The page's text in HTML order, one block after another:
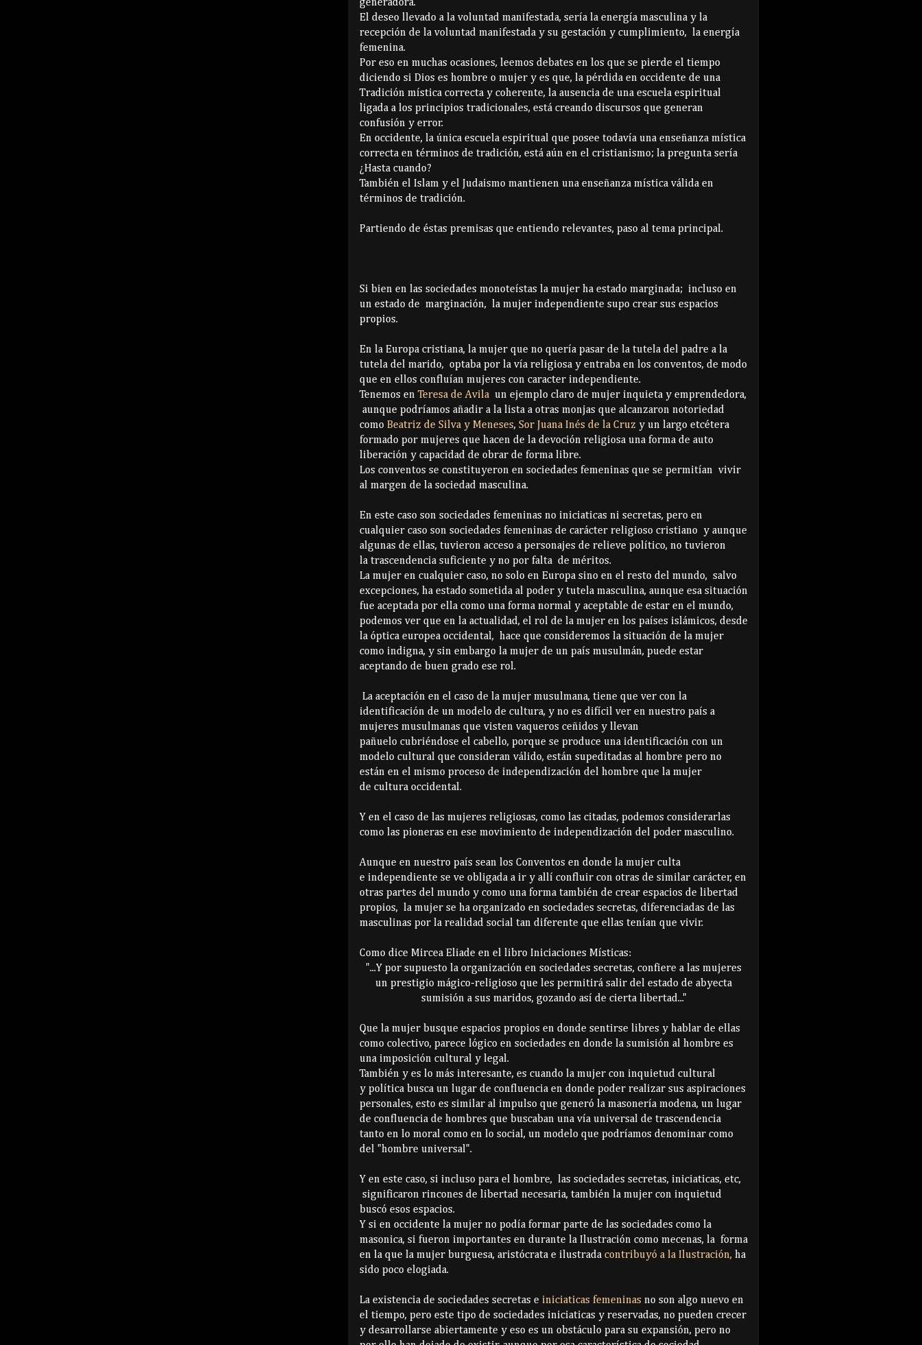
generadora.
El deseo llevado a la voluntad manifestada, sería la energía masculina y la
recepción de la voluntad manifestada y su gestación y cumplimiento, la energía
femenina.
Por eso en muchas ocasiones, leemos debates en los que se pierde el tiempo
diciendo si Dios es hombre o mujer y es que, la pérdida en occidente de una
Tradición mística correcta y coherente, la ausencia de una escuela espiritual
ligada a los principios tradicionales, está creando discursos que generan
confusión y error.
En occidente, la única escuela espiritual que posee todavía una enseñanza mística
correcta en términos de tradición, está aún en el cristianismo; la pregunta sería
¿Hasta cuando?
También el Islam y el Judaismo mantienen una enseñanza mística válida en
términos de tradición.
Partiendo de éstas premisas que entiendo relevantes, paso al tema principal.
Si bien en las sociedades monoteístas la mujer ha estado marginada; incluso en
un estado de marginación, la mujer independiente supo crear sus espacios
propios.
En la Europa cristiana, la mujer que no quería pasar de la tutela del padre a la
tutela del marido, optaba por la vía religiosa y entraba en los conventos, de modo
que en ellos confluían mujeres con caracter independiente.
Tenemos en Teresa de Avila un ejemplo claro de mujer inquieta y emprendedora,
aunque podríamos añadir a la lista a otras monjas que alcanzaron notoriedad
como Beatriz de Silva y Meneses, Sor Juana Inés de la Cruz y un largo etcétera
formado por mujeres que hacen de la devoción religiosa una forma de auto
liberación y capacidad de obrar de forma libre.
Los conventos se constituyeron en sociedades femeninas que se permitían vivir
al margen de la sociedad masculina.
En este caso son sociedades femeninas no iniciaticas ni secretas, pero en
cualquier caso son sociedades femeninas de carácter religioso cristiano y aunque
algunas de ellas, tuvieron acceso a personajes de relieve político, no tuvieron
la trascendencia suficiente y no por falta de méritos.
La mujer en cualquier caso, no solo en Europa sino en el resto del mundo, salvo
excepciones, ha estado sometida al poder y tutela masculina, aunque esa situación
fue aceptada por ella como una forma normal y aceptable de estar en el mundo,
podemos ver que en la actualidad, el rol de la mujer en los países islámicos, desde
la óptica europea occidental, hace que consideremos la situación de la mujer
como indigna, y sin embargo la mujer de un país musulmán, puede estar
aceptando de buen grado ese rol.
La aceptación en el caso de la mujer musulmana, tiene que ver con la
identificación de un modelo de cultura, y no es difícil ver en nuestro país a
mujeres musulmanas que visten vaqueros ceñidos y llevan
pañuelo cubriéndose el cabello, porque se produce una identificación con un
modelo cultural que consideran válido, están supeditadas al hombre pero no
están en el mismo proceso de independización del hombre que la mujer
de cultura occidental.
Y en el caso de las mujeres religiosas, como las citadas, podemos considerarlas
como las pioneras en ese movimiento de independización del poder masculino.
Aunque en nuestro país sean los Conventos en donde la mujer culta
e independiente se ve obligada a ir y allí confluir con otras de similar carácter, en
otras partes del mundo y como una forma también de crear espacios de libertad
propios, la mujer se ha organizado en sociedades secretas, diferenciadas de las
masculinas por la realidad social tan diferente que ellas tenían que vivir.
Como dice Mircea Eliade en el libro Iniciaciones Místicas:
"...Y por supuesto la organización en sociedades secretas, confiere a las mujeres
un prestigio mágico-religioso que les permitirá salir del estado de abyecta
sumisión a sus maridos, gozando así de cierta libertad..."
Que la mujer busque espacios propios en donde sentirse libres y hablar de ellas
como colectivo, parece lógico en sociedades en donde la sumisión al hombre es
una imposición cultural y legal.
También y es lo más interesante, es cuando la mujer con inquietud cultural
y política busca un lugar de confluencia en donde poder realizar sus aspiraciones
personales, esto es similar al impulso que generó la masonería modena, un lugar
de confluencia de hombres que buscaban una vía universal de trascendencia
tanto en lo moral como en lo social, un modelo que podríamos denominar como
del "hombre universal".
Y en este caso, si incluso para el hombre, las sociedades secretas, iniciaticas, etc,
significaron rincones de libertad necesaria, también la mujer con inquietud
buscó esos espacios.
Y si en occidente la mujer no podía formar parte de las sociedades como la
masonica, si fueron importantes en durante la Ilustración como mecenas, la forma
en la que la mujer burguesa, aristócrata e ilustrada contribuyó a la Ilustración, ha
sido poco elogiada.
La existencia de sociedades secretas e iniciaticas femeninas no son algo nuevo en
el tiempo, pero este tipo de sociedades iniciaticas y reservadas, no pueden crecer
y desarrollarse abiertamente y eso es un obstáculo para su expansión, pero no